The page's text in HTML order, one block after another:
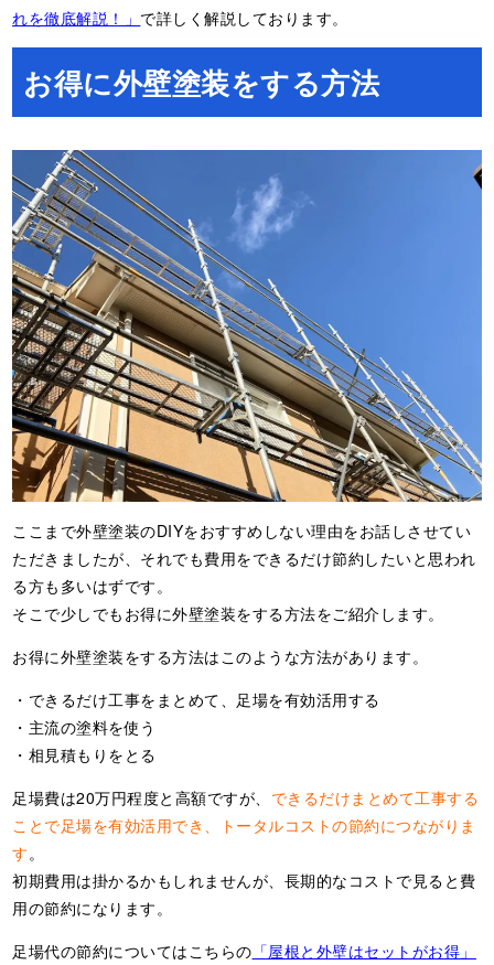
れを徹底解説！」 で詳しく解説しております。
お得に外壁塗装をする方法
ここまで外壁塗装のDIYをおすすめしない理由をお話しさせてい
ただきましたが、それでも費用をできるだけ節約したいと思われ
る方も多いはずです。
そこで少しでもお得に外壁塗装をする方法をご紹介します。
お得に外壁塗装をする方法はこのような方法があります。
・できるだけ工事をまとめて、足場を有効活用する
・主流の塗料を使う
・相見積もりをとる
足場費は20万円程度と高額ですが、 できるだけまとめて工事する
ことで足場を有効活用でき、トータルコストの節約につながりま
す 。
初期費用は掛かるかもしれませんが、長期的なコストで見ると費
用の節約になります。
足場代の節約についてはこちらの 「屋根と外壁はセットがお得」